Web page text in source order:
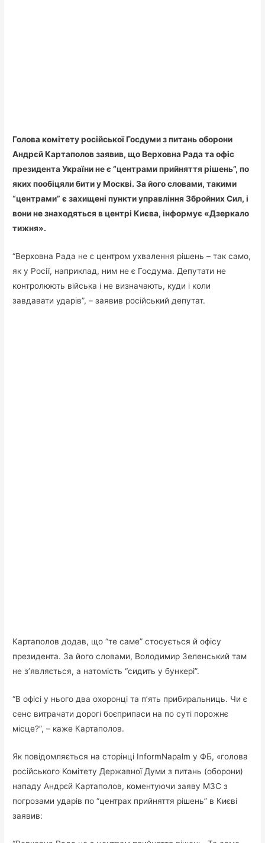
Голова комітету російської Госдуми з питань оборони
Андрєй Картаполов заявив, що Верховна Рада та офіс
президента України не є “центрами прийняття рішень”, по
яких пообіцяли бити у Москві. За його словами, такими
“центрами” є захищені пункти управління Збройних Сил, і
вони не знаходяться в центрі Києва, інформує «Дзеркало
тижня».
“Верховна Рада не є центром ухвалення рішень – так само,
як у Росії, наприклад, ним не є Госдума. Депутати не
контролюють війська і не визначають, куди і коли
завдавати ударів”, – заявив російський депутат.
Картаполов додав, що “те саме” стосується й офісу
президента. За його словами, Володимир Зеленський там
не з’являється, а натомість “сидить у бункері”.
“В офісі у нього два охоронці та п’ять прибиральниць. Чи є
сенс витрачати дорогі боєприпаси на по суті порожнє
місце?”, – каже Картаполов.
Як повідомляється на сторінці InformNapalm у ФБ, «голова
російського Комітету Державної Думи з питань (оборони)
нападу Андрєй Картаполов, коментуючи заяву МЗС з
погрозами ударів по “центрах прийняття рішень” в Києві
заявив: